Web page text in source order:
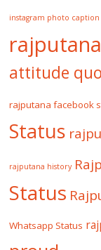
instagram photo caption
rajputana
attitude
rajputana facebook
Status
rajputana history
Status
Whatsapp Status